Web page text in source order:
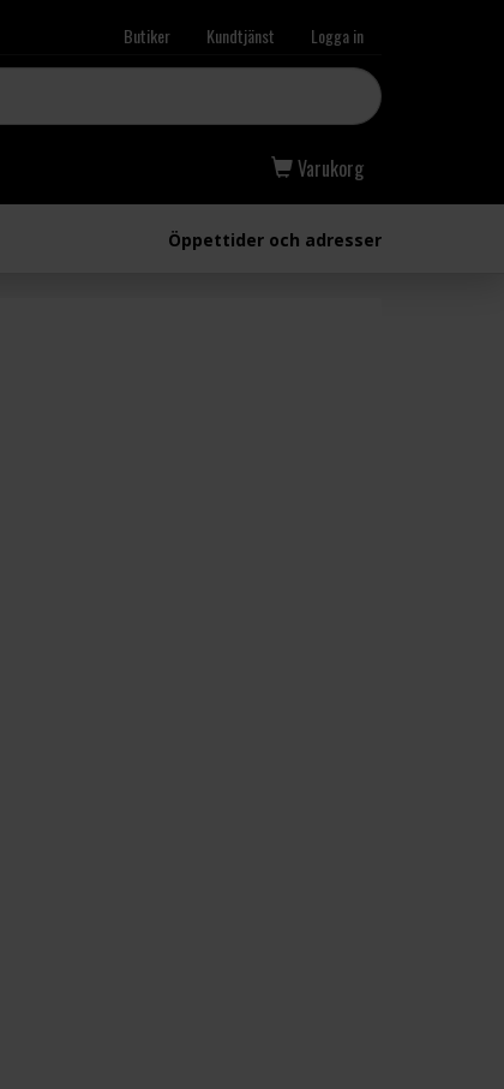
Butiker Kundtjänst Logga in
Varukorg
Öppettider och adresser